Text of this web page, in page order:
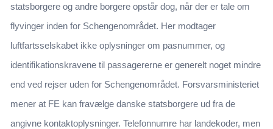
statsborgere og andre borgere opstår dog, når der er tale om
flyvinger inden for Schengenområdet. Her modtager
luftfartsselskabet ikke oplysninger om pasnummer, og
identifikationskravene til passagererne er generelt noget mindre
end ved rejser uden for Schengenområdet. Forsvarsministeriet
mener at FE kan fravælge danske statsborgere ud fra de
angivne kontaktoplysninger. Telefonnumre har landekoder, men